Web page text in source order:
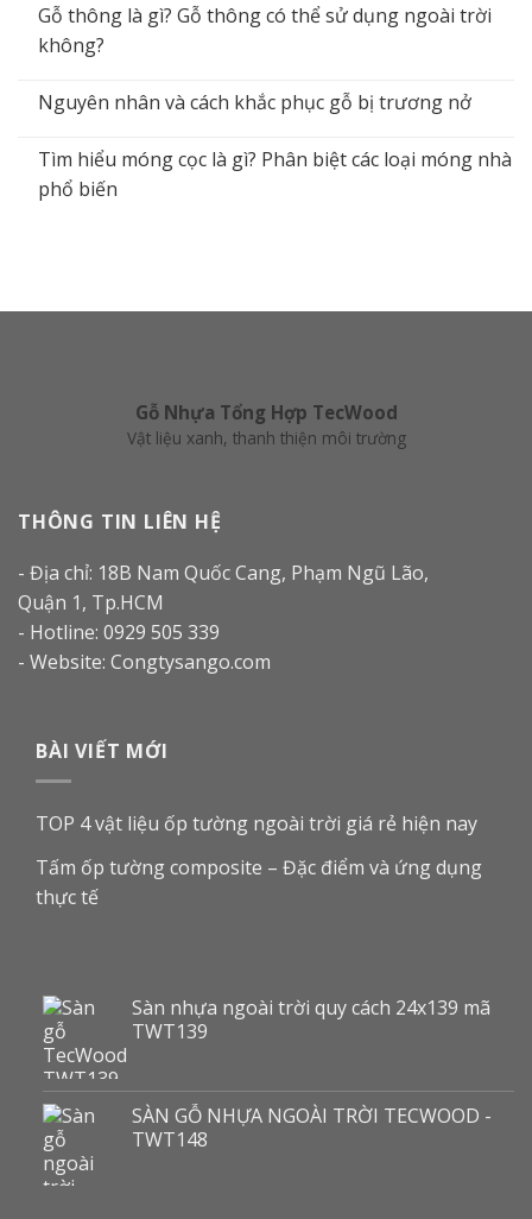
Gỗ thông là gì? Gỗ thông có thể sử dụng ngoài trời
không?
Nguyên nhân và cách khắc phục gỗ bị trương nở
Tìm hiểu móng cọc là gì? Phân biệt các loại móng nhà
phổ biến
Gỗ Nhựa Tổng Hợp TecWood
Vật liệu xanh, thanh thiện môi trường
THÔNG TIN LIÊN HỆ
- Địa chỉ: 18B Nam Quốc Cang, Phạm Ngũ Lão,
Quận 1, Tp.HCM
- Hotline: 0929 505 339
- Website: Congtysango.com
BÀI VIẾT MỚI
TOP 4 vật liệu ốp tường ngoài trời giá rẻ hiện nay
Tấm ốp tường composite – Đặc điểm và ứng dụng
thực tế
Sàn nhựa ngoài trời quy cách 24x139 mã
TWT139
SÀN GỖ NHỰA NGOÀI TRỜI TECWOOD -
TWT148